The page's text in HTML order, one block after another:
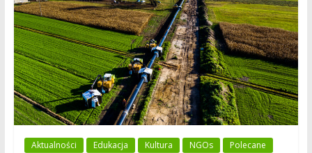
Aktualności Edukacja Kultura NGOs
Polecane